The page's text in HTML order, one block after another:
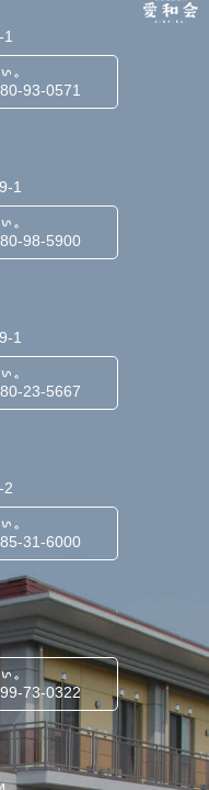
93-0571
1
98-5900
1
23-5667
2
31-6000
うの郷
お気軽にお問い合わせくだ
73-0322
ートセンターいきいき